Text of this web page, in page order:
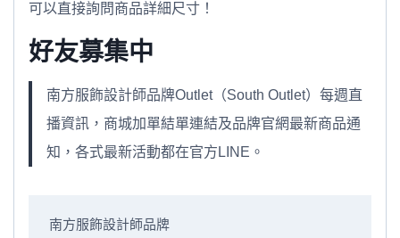
可以直接詢問商品詳細尺寸！
好友募集中
南方服飾設計師品牌Outlet（South Outlet）每週直
播資訊，商城加單結單連結及品牌官網最新商品通
知，各式最新活動都在官方LINE。
南方服飾設計師品牌